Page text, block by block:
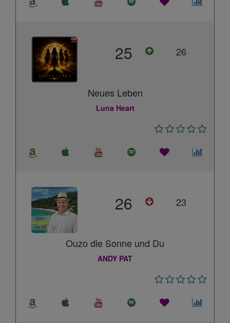
25 26
Neues Leben
Luna Heart
26 23
Ouzo die Sonne und Du
ANDY PAT